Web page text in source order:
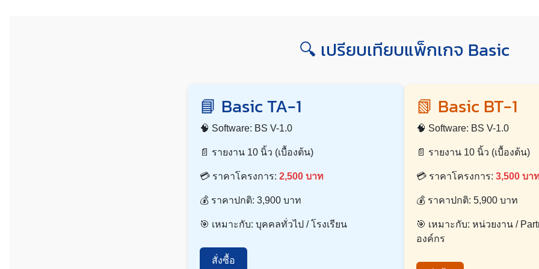
🔍 เปรียบเทียบแพ็กเกจ Basic
📘 Basic TA-1
🧠 Software: BS V-1.0
📄 รายงาน 10 นิ้ว (เบื้องต้น)
💳 ราคาโครงการ: 2,500 บาท
💰 ราคาปกติ: 3,900 บาท
🎯 เหมาะกับ: บุคคลทั่วไป / โรงเรียน
สั่งซื้อ
📗 Basic BT-1
🧠 Software: BS V-1.0
📄 รายงาน 10 นิ้ว (เบื้องต้น)
💳 ราคาโครงการ: 3,500 บา
💰 ราคาปกติ: 5,900 บาท
🎯 เหมาะกับ: หน่วยงาน /
องค์กร